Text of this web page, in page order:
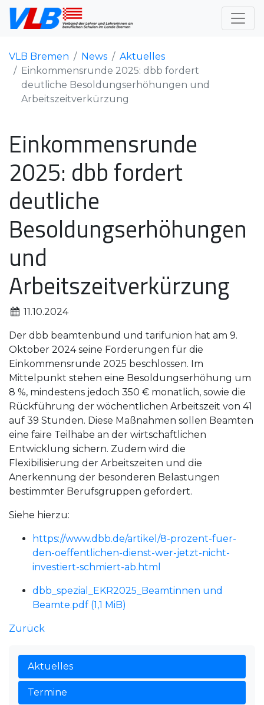
VLB Bremen News
Aktuelles
Einkommensrunde 2025: dbb fordert
deutliche Besoldungserhöhungen und
Arbeitszeitverkürzung
Einkommensrunde
2025: dbb fordert
deutliche
Besoldungserhöhungen
und
Arbeitszeitverkürzung
11.10.2024
Der dbb beamtenbund und tarifunion hat am 9.
Oktober 2024 seine Forderungen für die
Einkommensrunde 2025 beschlossen. Im
Mittelpunkt stehen eine Besoldungserhöhung um
8 %, mindestens jedoch 350 € monatlich, sowie die
Rückführung der wöchentlichen Arbeitszeit von 41
auf 39 Stunden. Diese Maßnahmen sollen Beamten
eine faire Teilhabe an der wirtschaftlichen
Entwicklung sichern. Zudem wird die
Flexibilisierung der Arbeitszeiten und die
Anerkennung der besonderen Belastungen
bestimmter Berufsgruppen gefordert.
Siehe hierzu:
https://www.dbb.de/artikel/8-prozent-fuer-
den-oeffentlichen-dienst-wer-jetzt-nicht-
investiert-schmiert-ab.html
dbb_spezial_EKR2025_Beamtinnen und
Beamte.pdf (1,1 MiB)
Zurück
Aktuelles
Termine